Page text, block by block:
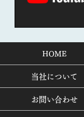
HOME
当社について
お問い合わせ